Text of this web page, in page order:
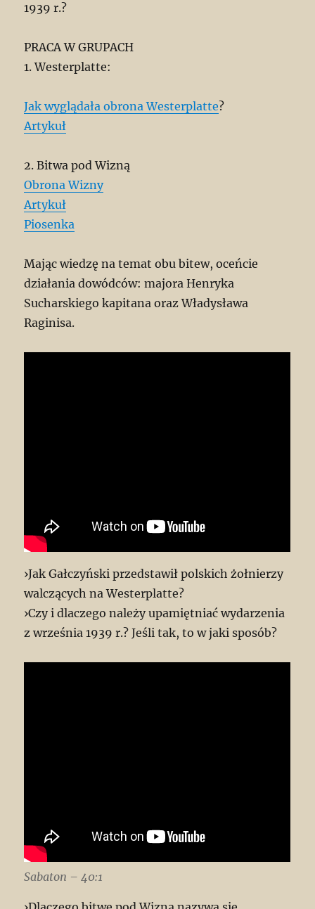
1939 r.?
PRACA W GRUPACH
1. Westerplatte:
Jak wyglądała obrona Westerplatte?
Artykuł
2. Bitwa pod Wizną
Obrona Wizny
Artykuł
Piosenka
Mając wiedzę na temat obu bitew, oceńcie
działania dowódców: majora Henryka
Sucharskiego kapitana oraz Władysława
Raginisa.
›Jak Gałczyński przedstawił polskich żołnierzy
walczących na Westerplatte?
›Czy i dlaczego należy upamiętniać wydarzenia
z września 1939 r.? Jeśli tak, to w jaki sposób?
Sabaton – 40:1